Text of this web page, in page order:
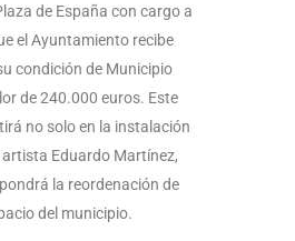
de España con cargo a
el Ayuntamiento recibe
condición de Municipio
de 240.000 euros. Este
no solo en la instalación
Eduardo Martínez,
la reordenación de
del municipio.